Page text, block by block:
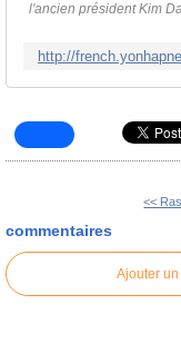
l'ancien président Kim
http://
<<
commentaires
Ajouter